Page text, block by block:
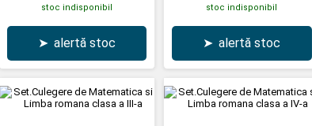
stoc indisponibil
➤ alertă stoc
stoc indisponibil
➤ alertă stoc